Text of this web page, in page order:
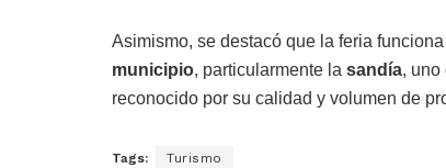
Asimismo, se destacó que la feria
municipio, particularmente la sandía, uno
reconocido por su calidad y volumen de
Tags: Turismo